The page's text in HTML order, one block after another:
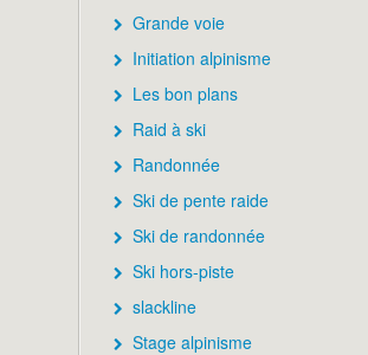
Grande voie
Initiation alpinisme
Les bon plans
Raid à ski
Randonnée
Ski de pente raide
Ski de randonnée
Ski hors-piste
slackline
Stage alpinisme